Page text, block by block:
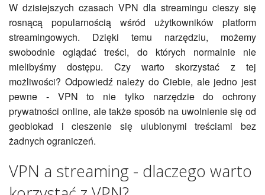
W dzisiejszych czasach VPN dla streamingu cieszy się
rosnącą popularnością wśród użytkowników platform
streamingowych. Dzięki temu narzędziu, możemy
swobodnie oglądać treści, do których normalnie nie
mielibyśmy dostępu. Czy warto skorzystać z tej
możliwości? Odpowiedź należy do Ciebie, ale jedno jest
pewne - VPN to nie tylko narzędzie do ochrony
prywatności online, ale także sposób na uwolnienie się od
geoblokad i cieszenie się ulubionymi treściami bez
żadnych ograniczeń.
VPN a streaming - dlaczego warto